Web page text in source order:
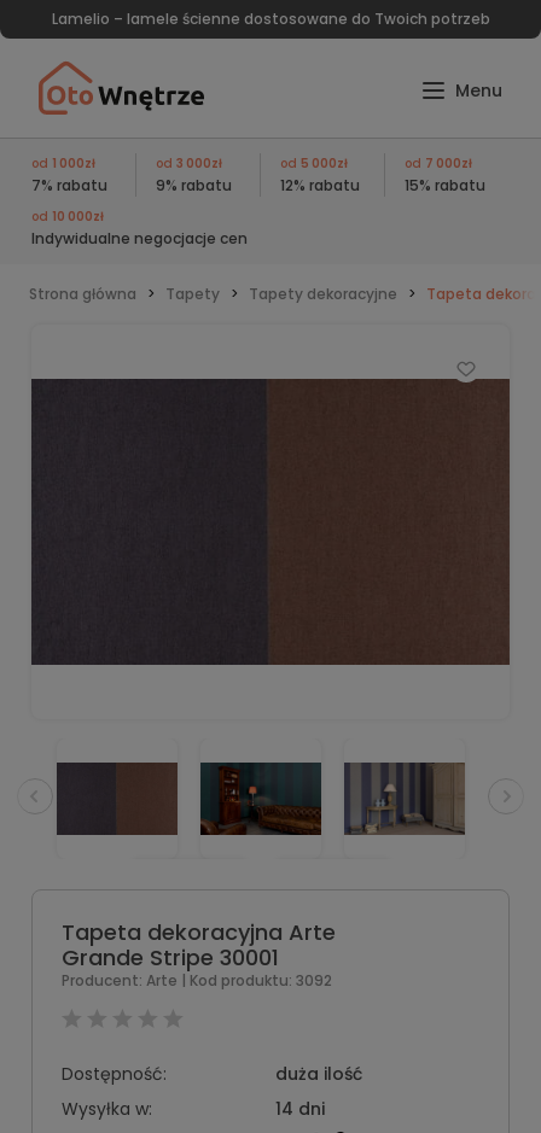
Lamelio – lamele ścienne dostosowane do Twoich potrzeb
od 1 000zł
7% rabatu
od 3 000zł
9% rabatu
od 5 000zł
12% rabatu
od 7 000zł
15% rabatu
od 10 000zł
Indywidualne negocjacje cen
Strona główna Tapety Tapety dekoracyjne Tapeta
Tapeta dekoracyjna Arte
Grande Stripe 30001
Producent: Arte | Kod produktu: 3092
Dostępność:
duża ilość
Wysyłka w:
14 dni